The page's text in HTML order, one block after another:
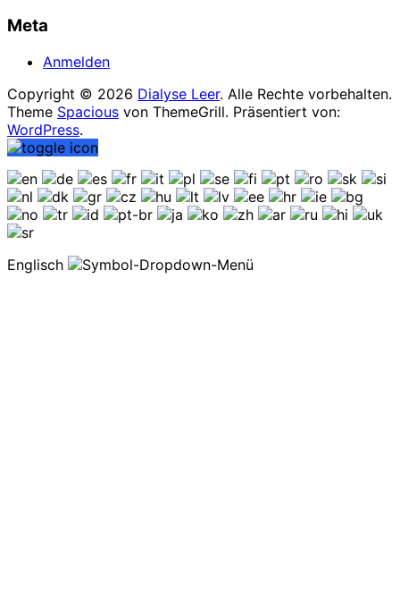
Meta
Anmelden
Copyright © 2026 Dialyse Leer. Alle Rechte vorbehalten.
Theme Spacious von ThemeGrill. Präsentiert von:
WordPress.
Englisch